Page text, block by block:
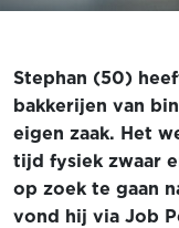
Stephan (50)
bakkerijen van
eigen zaak. Het
tijd fysiek zwaar
op zoek te gaan
vond hij via Job